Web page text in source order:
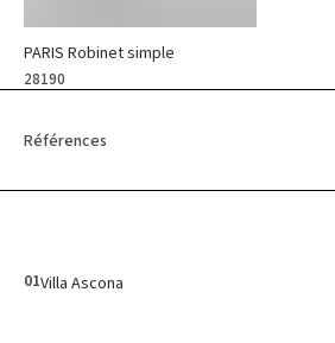
PARIS Robinet simple
28190
Références
01Villa Ascona